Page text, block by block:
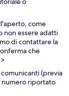
come
non essere adatti
di contattare la
che
(previa
numero riportato